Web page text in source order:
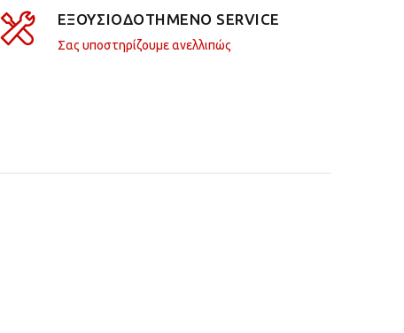
ΕΞΟΥΣΙΟΔΟΤΗΜΕΝΟ SERVICE
Σας υποστηρίζουμε ανελλιπώς